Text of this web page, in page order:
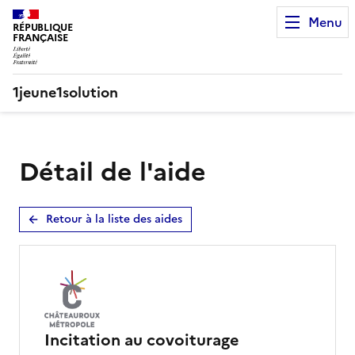
RÉPUBLIQUE
FRANÇAISE
Menu
1jeune1solution
Détail de l'aide
Retour à la liste des aides
Incitation au covoiturage